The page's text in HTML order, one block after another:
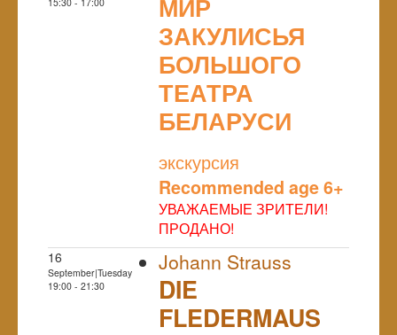
МИР
ЗАКУЛИСЬЯ
БОЛЬШОГО
ТЕАТРА
БЕЛАРУСИ
экскурсия
Recommended age 6+
УВАЖАЕМЫЕ ЗРИТЕЛИ!
ПРОДАНО!
16
September|Tuesday
19:00 - 21:30
Johann Strauss
DIE
FLEDERMAUS